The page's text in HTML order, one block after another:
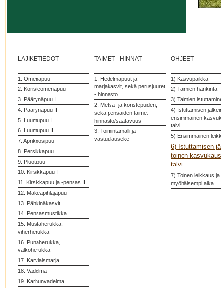
LAJIKETIEDOT
1. Omenapuu
2. Koristeomenapuu
3. Päärynäpuu I
4. Päärynäpuu II
5. Luumupuu I
6. Luumupuu II
7. Aprikoosipuu
8. Persikkapuu
9. Pluotipuu
10. Kirsikkapuu I
11. Kirsikkapuu ja -pensas II
12. Makeapihlajapuu
13. Pähkinäkasvit
14. Pensasmustikka
15. Mustaherukka,
viherherukka
16. Punaherukka,
valkoherukka
17. Karviaismarja
18. Vadelma
19. Karhunvadelma
TAIMET - HINNAT
1. Hedelmäpuut ja
marjakasvit, sekä perusjuuret
- hinnasto
2. Metsä- ja koristepuiden,
sekä pensaiden taimet -
hinnasto/saatavuus
3. Toimintamalli ja
vastuulauseke
OHJEET
1) Kasvupaikka
2) Taimien hankinta
3) Taimien
4) Istuttamisen
ensimmäinen
talvi
5) Ensimmäinen
6) Istuttamisen
toinen
talvi
7) Toinen leikkaus ja
myöhäisempi aika